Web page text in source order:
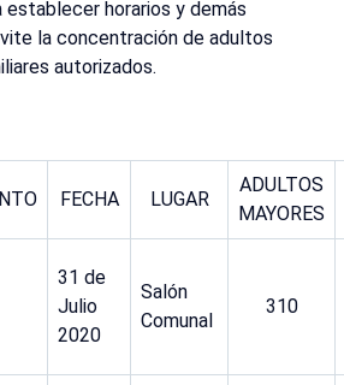
establecer horarios y demás
la concentración de adultos
autorizados.
FECHA LUGAR
ADULTOS
MAYORES
31 de
Julio
2020
Salón
Comunal
310